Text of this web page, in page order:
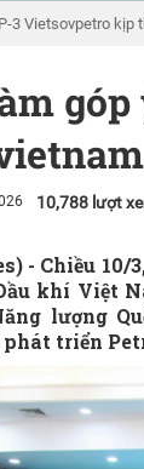
hoàn thiện đề
10,788 lượt
- Chiều 10/
khí Việt
lượng
triển